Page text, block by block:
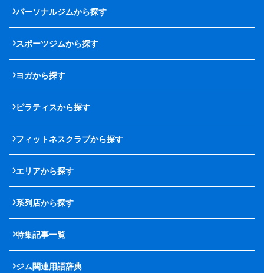
パーソナルジムから探す
スポーツジムから探す
ヨガから探す
ピラティスから探す
フィットネスクラブから探す
エリアから探す
系列店から探す
特集記事一覧
ジム関連用語辞典